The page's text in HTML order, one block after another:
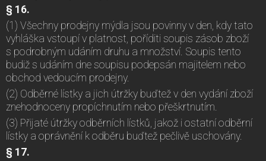
§ 16.
(1) Všechny prodejny mýdla jsou povinny v den, kdy tato
vyhláška vstoupí v platnost, poříditi soupis zásob zboží
s podrobným udáním druhu a množství. Soupis tento
budiž s udáním dne soupisu podepsán majitelem nebo
obchod vedoucím prodejny.
(2) Odběrné lístky a jich útržky buďtež v den vydání zboží
znehodnoceny propíchnutím nebo přeškrtnutím.
(3) Přijaté útržky odběrních lístků, jakož i ostatní odběrní
lístky a oprávnění k odběru buďtež pečlivě uschovány.
§ 17.